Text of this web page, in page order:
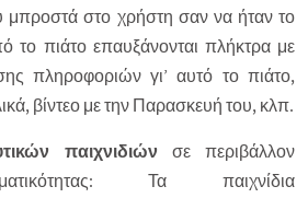
μπροστά στο χρήστη σαν να ήταν το
το πιάτο επαυξάνονται πλήκτρα με
πληροφοριών γι’ αυτό το πιάτο,
βίντεο με την Παρασκευή του, κλπ.
παιχνιδιώνσε περιβάλλον
Τα παιχνίδια